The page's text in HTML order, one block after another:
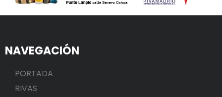
NAVEGACIÓN
PORTADA
RIVAS